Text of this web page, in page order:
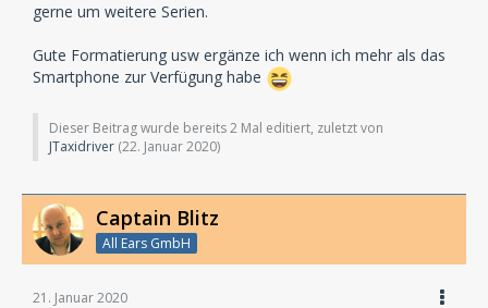
gerne um weitere Serien.
Gute Formatierung usw ergänze ich wenn ich mehr als das
Smartphone zur Verfügung habe
Dieser Beitrag wurde bereits 2 Mal editiert, zuletzt von
JTaxidriver (22. Januar 2020)
Captain Blitz
All Ears GmbH
21. Januar 2020